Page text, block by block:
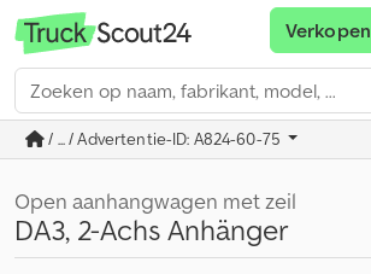
Verkopen
/ ... / Advertentie-ID: A824-60-75
Open aanhangwagen met zeil
DA3, 2-Achs Anhänger